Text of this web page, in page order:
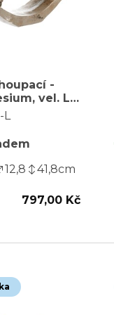
-
vel. L,
L
12,8 41,8cm
797,00 Kč